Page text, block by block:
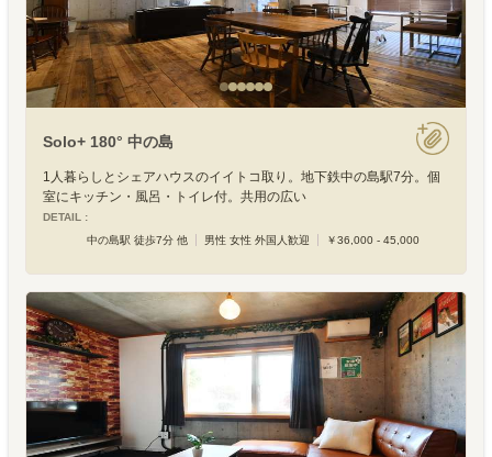
Solo+ 180° 中の島
1人暮らしとシェアハウスのイイトコ取り。地下鉄中の島駅7分。個
室にキッチン・風呂・トイレ付。共用の広い
DETAIL :
中の島駅 徒歩7分 他
男性 女性 外国人歓迎 ￥36,000 - 45,000